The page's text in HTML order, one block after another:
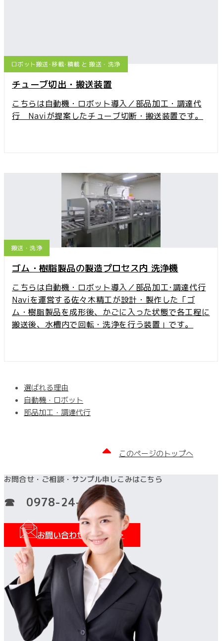
ロボット搬送･移載･積載 と 搬送・洗浄
チューブ切出・搬送装置
こちらは自動機・ロボット導入／部品加工・調達代
行 Naviが提案したチューブ切断・搬送装置です。
搬送・洗浄
ゴム・樹脂製品の製造プロセス内 洗浄機
こちらは自動機・ロボット導入／部品加工･調達代行
Naviを運営する佐々木精工が設計・製作した「ゴ
ム・樹脂製品を成形後、かごに入った状態で各工程に
搬送後、水槽内で回転・洗浄を行う装置」です。
選ばれる理由
自動機・ロボット
部品加工・調達代行
このページのトップへ
お問合せ・ご相談・サンプル申しこみはこちら
☎ 0978-24-3131
お間い合わせフォーム＞